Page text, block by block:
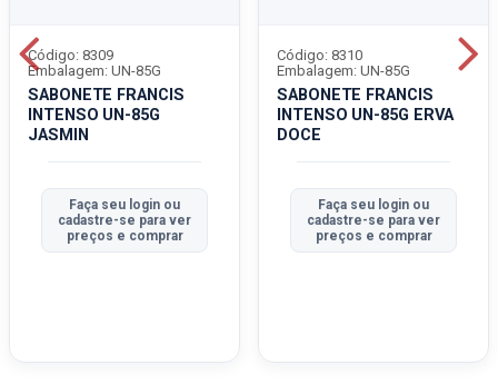
SABONETE FRANCIS
INTENSO UN-85G
JASMIN
Código: 8309
Embalagem: UN-85G
Faça seu login ou
cadastre-se para ver
preços e comprar
SABONETE FRANCIS
INTENSO UN-85G ERVA
DOCE
Código: 8310
Embalagem: UN-85G
Faça seu login ou
cadastre-se para ver
preços e comprar